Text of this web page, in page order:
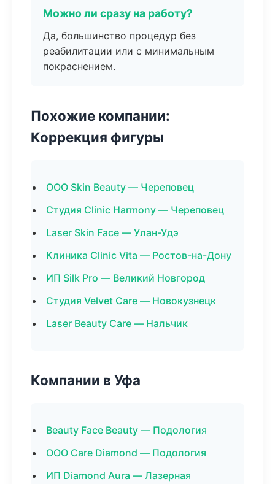
Можно ли сразу на работу?
Да, большинство процедур без
реабилитации или с минимальным
покраснением.
Похожие компании:
Коррекция фигуры
ООО Skin Beauty — Череповец
Студия Clinic Harmony — Череповец
Laser Skin Face — Улан-Удэ
Клиника Clinic Vita — Ростов-на-Дону
ИП Silk Pro — Великий Новгород
Студия Velvet Care — Новокузнецк
Laser Beauty Care — Нальчик
Компании в Уфа
Beauty Face Beauty — Подология
ООО Care Diamond — Подология
ИП Diamond Aura — Лазерная